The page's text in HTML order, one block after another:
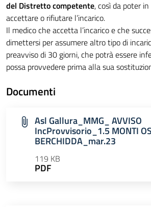
del Distretto competente, così da poter
accettare o rifiutare l’incarico.
Il medico che accetta l’incarico e che
dimettersi per assumere altro tipo di
preavviso di 30 giorni, che potrà essere
possa provvedere prima alla sua
Documenti
Asl Gallura_MMG_ AVVISO
IncProvvisorio_1.5 MONTI
BERCHIDDA_mar.23
119 KB
PDF